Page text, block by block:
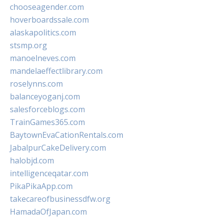
chooseagender.com
hoverboardssale.com
alaskapolitics.com
stsmp.org
manoelneves.com
mandelaeffectlibrary.com
roselynns.com
balanceyoganj.com
salesforceblogs.com
TrainGames365.com
BaytownEvaCationRentals.com
JabalpurCakeDelivery.com
halobjd.com
intelligenceqatar.com
PikaPikaApp.com
takecareofbusinessdfw.org
HamadaOfJapan.com